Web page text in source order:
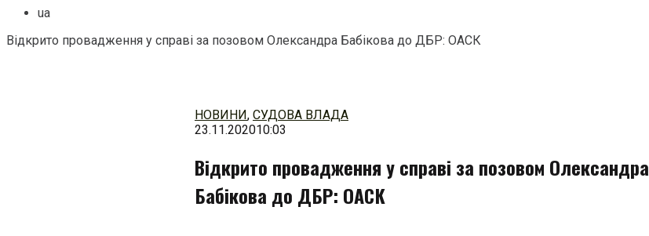
ua
Відкрито провадження у справі за позовом Олександра Бабікова до ДБР: ОАСК
НОВИНИ, СУДОВА ВЛАДА
23.11.202010:03
Відкрито провадження у справі за позовом Олександра
Бабікова до ДБР: ОАСК